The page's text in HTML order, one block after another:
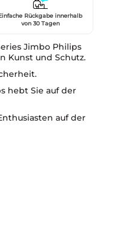
Rückgabe innerhalb
von 30 Tagen
Jimbo Philips
Kunst und Schutz.
hebt Sie auf der
auf der